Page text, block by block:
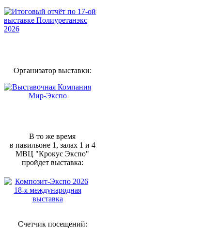
Организатор выставки:
В то же время
в павильоне 1, залах 1 и 4
МВЦ "Крокус Экспо"
пройдет выставка:
Счетчик посещений: